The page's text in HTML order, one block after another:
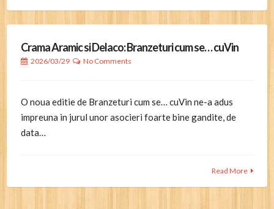
Crama Aramic si Delaco: Branzeturi cum se… cuVin
2026/03/29 No Comments
O noua editie de Branzeturi cum se… cuVin ne-a adus
impreuna in jurul unor asocieri foarte bine gandite, de
data…
Read More